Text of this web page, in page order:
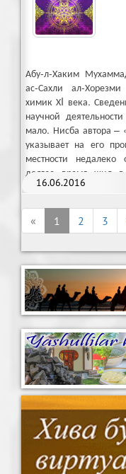
16.06.2016
Абу-л-Хаким
ас-Сахли ал-
химик ХI века.
научной
мало. Нисба автора –
указывает на его
местности
долгое время жил
оставался там до
« 1 2 3